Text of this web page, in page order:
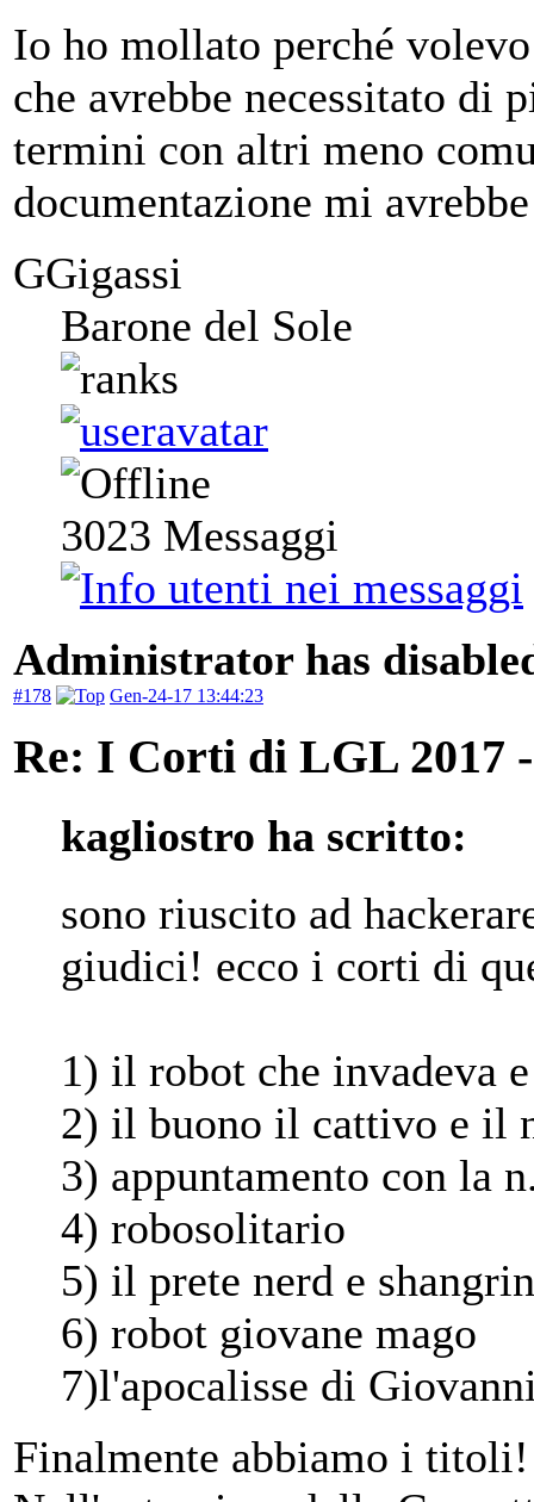
Io ho mollato perché
che avrebbe necessitato di
termini con altri meno
documentazione mi
GGigassi
Barone del Sole
3023 Messaggi
Administrator has
#178 Gen-24-17 13:44:23
Re: I Corti di LGL 2017
kagliostro ha scritto:
sono riuscito ad
giudici! ecco i corti di
1) il robot che invadeva
2) il buono il cattivo e il
3) appuntamento con la
4) robosolitario
5) il prete nerd e
6) robot giovane mago
7)l'apocalisse di
Finalmente abbiamo i titoli!